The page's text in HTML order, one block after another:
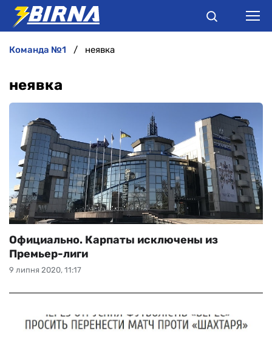
ІНТЕРВ'Ю
РІЗНЕ
БУКМЕКЕРИ
команда №1 неявка
неявка
9 липня 2020, 11:17
Официально. Карпаты исключены из
Премьер-лиги